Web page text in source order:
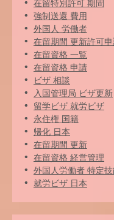
在留特別許可 期間
強制送還 費用
外国人 労働者
在留期間 更新許可
在留資格 一覧
在留資格 申請
ビザ 相談
入国管理局 ビザ更新
留学ビザ 就労ビザ
永住権 国籍
帰化 日本
在留期間 更新
在留資格 経営管理
外国人労働者 特定
就労ビザ 日本